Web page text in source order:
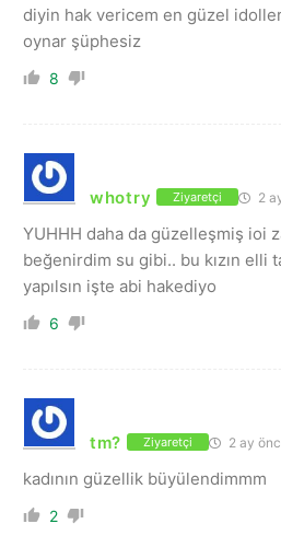
diyin hak vericem en güzel
oynar şüphesiz
8
whotry Ziyaretçi 2
YUHHH daha da güzelleşmiş ioi
beğenirdim su gibi.. bu kızın elli
yapılsın işte abi hakediyo
6
tm? Ziyaretçi 2 ay
kadının güzellik büyülendimmm
2